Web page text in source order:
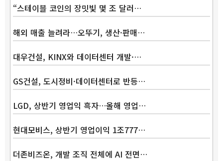
“스테이블 코인의 장밋빛 몇 조 달러…
해외 매출 늘려라…오뚜기, 생산·판매…
대우건설, KINX와 데이터센터 개발·…
GS건설, 도시정비·데이터센터로 반등…
LGD, 상반기 영업익 흑자…올해 영업…
현대모비스, 상반기 영업이익 1조777…
더존비즈온, 개발 조직 전체에 AI 전면…